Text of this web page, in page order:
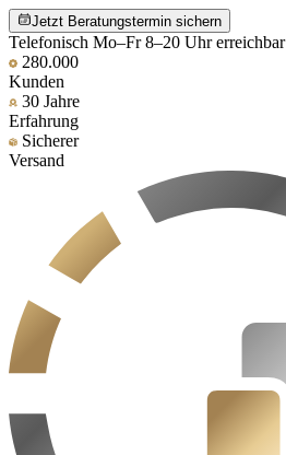
Jetzt Beratungstermin sichern
Telefonisch Mo–Fr 8–20 Uhr erreichbar
280.000
Kunden
30 Jahre
Erfahrung
Sicherer
Versand